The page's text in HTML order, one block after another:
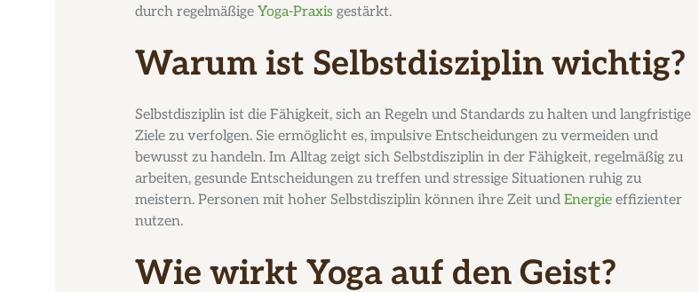
durch regelmäßige Yoga-Praxis gestärkt.
Warum ist Selbstdisziplin wichtig?
Selbstdisziplin ist die Fähigkeit, sich an Regeln und Standards zu halten und langfristige
Ziele zu verfolgen. Sie ermöglicht es, impulsive Entscheidungen zu vermeiden und
bewusst zu handeln. Im Alltag zeigt sich Selbstdisziplin in der Fähigkeit, regelmäßig zu
arbeiten, gesunde Entscheidungen zu treffen und stressige Situationen ruhig zu
meistern. Personen mit hoher Selbstdisziplin können ihre Zeit und Energie effizienter
nutzen.
Wie wirkt Yoga auf den Geist?